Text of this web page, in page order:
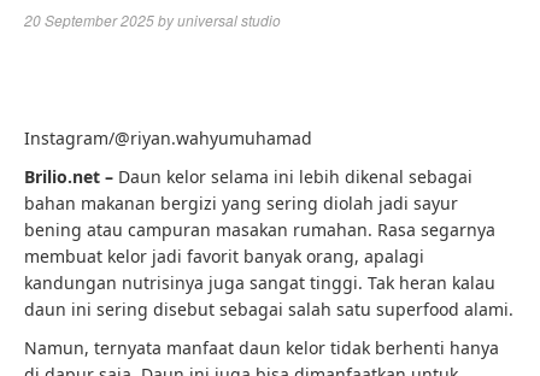
20 September 2025byuniversal studio
Instagram/@riyan.wahyumuhamad
Brilio.net – Daun kelor selama ini lebih dikenal sebagai
bahan makanan bergizi yang sering diolah jadi sayur
bening atau campuran masakan rumahan. Rasa segarnya
membuat kelor jadi favorit banyak orang, apalagi
kandungan nutrisinya juga sangat tinggi. Tak heran kalau
daun ini sering disebut sebagai salah satu superfood alami.
Namun, ternyata manfaat daun kelor tidak berhenti hanya